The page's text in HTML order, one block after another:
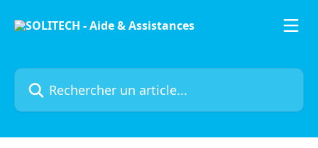
Rechercher un article...